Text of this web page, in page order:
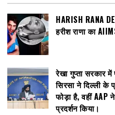
HARISH RANA
हरीश राणा का
रेखा गुप्ता सरकार में
सिरसा ने दिल्ली के
फोड़ा है, वहीं AAP
प्रदर्शन किया।